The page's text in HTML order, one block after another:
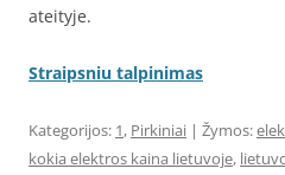
ateityje.
Straipsniu talpinimas
Kategorijos: 1, Pirkiniai | Žymos:
kokia elektros kaina lietuvoje,